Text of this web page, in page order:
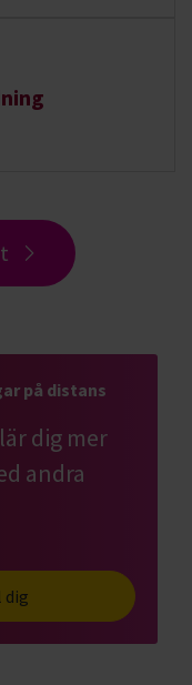
på distans
dig mer
andra
dig